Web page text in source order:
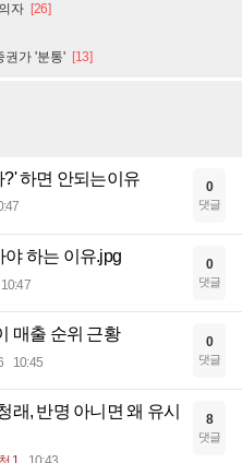
자 [26]
권가 '분통' [13]
하면 안되는이유 0
댓글
하는 이유.jpg
10:47
0
댓글
매출 순위 근황
10:45
0
댓글
래, 반명 아니면 왜 유시
8
댓글